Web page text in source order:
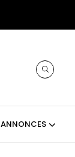
ANNONCES